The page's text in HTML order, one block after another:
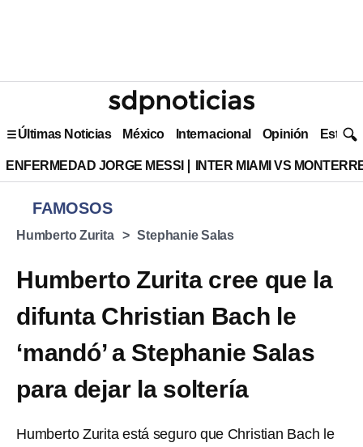
Últimas Noticias México Internacional Opinión Estilo
ENFERMEDAD JORGE MESSI INTER MIAMI VS
FAMOSOS
Humberto Zurita Stephanie Salas
Humberto Zurita cree que la
difunta Christian Bach le
‘mandó’ a Stephanie Salas
para dejar la soltería
Humberto Zurita está seguro que Christian Bach le